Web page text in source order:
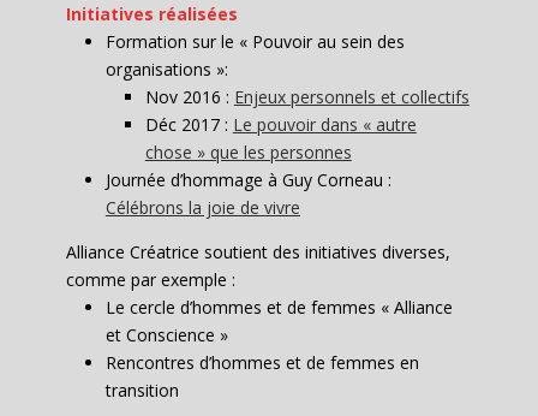
Initiatives réalisées
Formation sur le « Pouvoir au sein des
organisations »:
Nov 2016 : Enjeux personnels et collectifs
Déc 2017 : Le pouvoir dans « autre
chose » que les personnes
Journée d’hommage à Guy Corneau :
Célébrons la joie de vivre
Alliance Créatrice soutient des initiatives diverses,
comme par exemple :
Le cercle d’hommes et de femmes « Alliance
et Conscience »
Rencontres d’hommes et de femmes en
transition